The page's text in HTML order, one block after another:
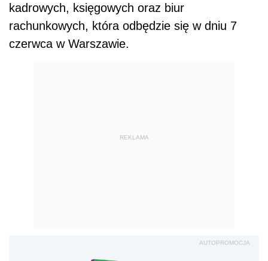
kadrowych, księgowych oraz biur
rachunkowych, która odbędzie się w dniu 7
czerwca w Warszawie.
REKLAMA
AUTOPROMOCJA